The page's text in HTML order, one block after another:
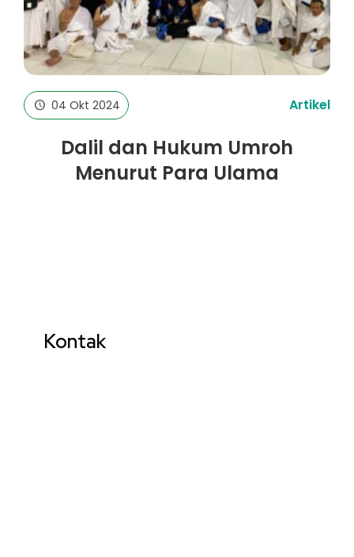
04 Okt 2024 Artikel
Dalil dan Hukum Umroh
Menurut Para Ulama
Kontak